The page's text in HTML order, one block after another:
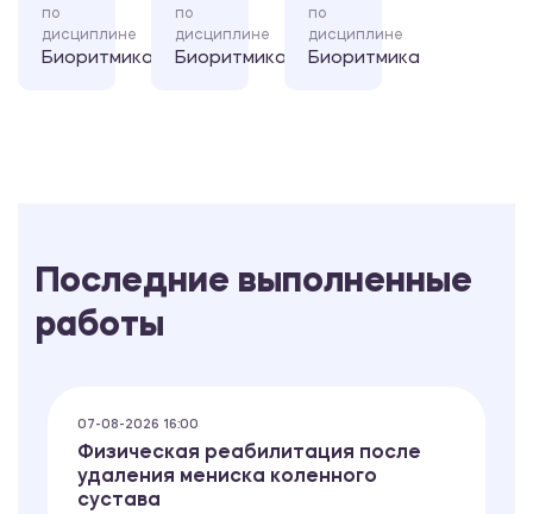
по
дисциплине
Биоритмика
по
дисциплине
Биоритмика
по
дисциплине
Биоритмика
Последние выполненные
работы
07-08-2026 16:00
Физическая реабилитация после
удаления мениска коленного
сустава